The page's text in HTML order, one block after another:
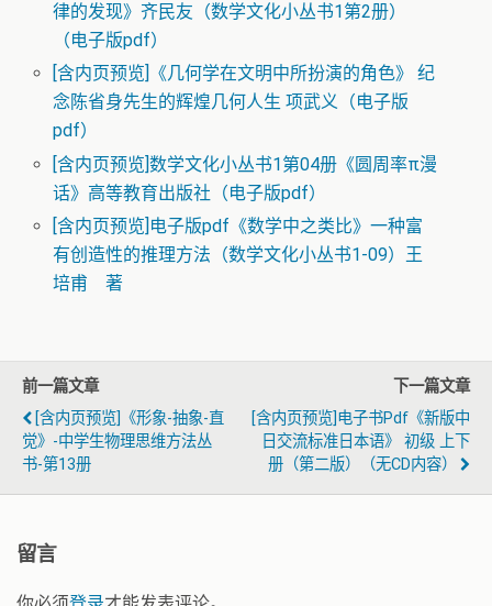
律的发现》齐民友（数学文化小丛书1第2册）
（电子版pdf）
[含内页预览]《几何学在文明中所扮演的角色》 纪
念陈省身先生的辉煌几何人生 项武义（电子版
pdf）
[含内页预览]数学文化小丛书1第04册《圆周率π漫
话》高等教育出版社（电子版pdf）
[含内页预览]电子版pdf《数学中之类比》一种富
有创造性的推理方法（数学文化小丛书1-09）王
培甫 著
前一篇文章
[含内页预览]《形象-抽象-直
觉》-中学生物理思维方法丛
书-第13册
下一篇文章
[含内页预览]电子书pdf《新版中
日交流标准日本语》 初级 上下
册（第二版）（无CD内容）
留言